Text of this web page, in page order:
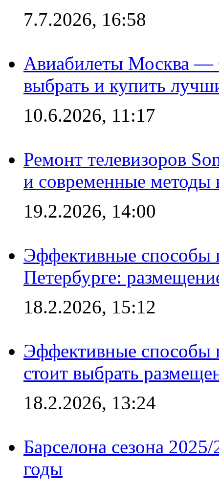
7.7.2026, 16:58
Авиабилеты Москва —
выбрать и купить
10.6.2026, 11:17
Ремонт телевизоров
и современные методы
19.2.2026, 14:00
Эффективные способы
Петербурге:
18.2.2026, 15:12
Эффективные способы
стоит выбрать
18.2.2026, 13:24
Барселона сезона
годы